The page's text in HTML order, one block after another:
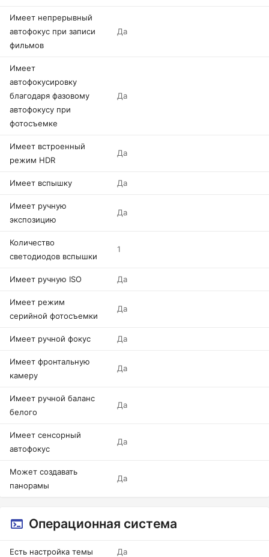
Имеет непрерывный
автофокус при записи
фильмов
Да
Имеет
автофокусировку
благодаря фазовому
автофокусу при
фотосъемке
Да
Имеет встроенный
режим HDR
Да
Имеет вспышку Да
Имеет ручную
экспозицию
Да
Количество
светодиодов вспышки
1
Имеет ручную ISO Да
Имеет режим
серийной фотосъемки
Да
Имеет ручной фокус Да
Имеет фронтальную
камеру
Да
Имеет ручной баланс
белого
Да
Имеет сенсорный
автофокус
Да
Может создавать
панорамы
Да
Операционная система
Есть настройка темы Да